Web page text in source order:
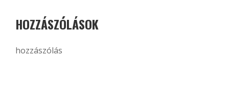
HOZZÁSZÓLÁSOK
hozzászólás